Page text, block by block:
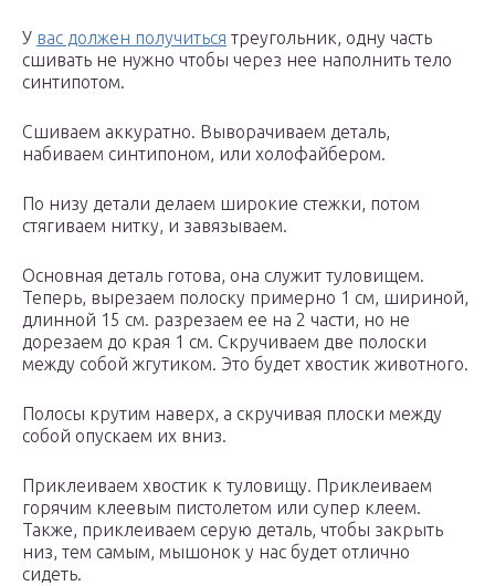
У вас должен получиться треугольник, одну часть
сшивать не нужно чтобы через нее наполнить тело
синтипотом.
Сшиваем аккуратно. Выворачиваем деталь,
набиваем синтипоном, или холофайбером.
По низу детали делаем широкие стежки, потом
стягиваем нитку, и завязываем.
Основная деталь готова, она служит туловищем.
Теперь, вырезаем полоску примерно 1 см, шириной,
длинной 15 см. разрезаем ее на 2 части, но не
дорезаем до края 1 см. Скручиваем две полоски
между собой жгутиком. Это будет хвостик животного.
Полосы крутим наверх, а скручивая плоски между
собой опускаем их вниз.
Приклеиваем хвостик к туловищу. Приклеиваем
горячим клеевым пистолетом или супер клеем.
Также, приклеиваем серую деталь, чтобы закрыть
низ, тем самым, мышонок у нас будет отлично
сидеть.